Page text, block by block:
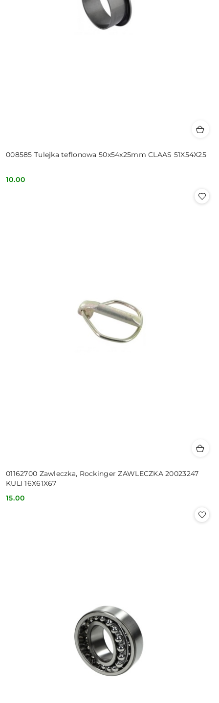
008585 Tulejka teflonowa 50x54x25mm CLAAS 51X54X25
Cena:
10.00
01162700 Zawleczka, Rockinger ZAWLECZKA 20023247
KULI 16X61X67
Cena:
15.00